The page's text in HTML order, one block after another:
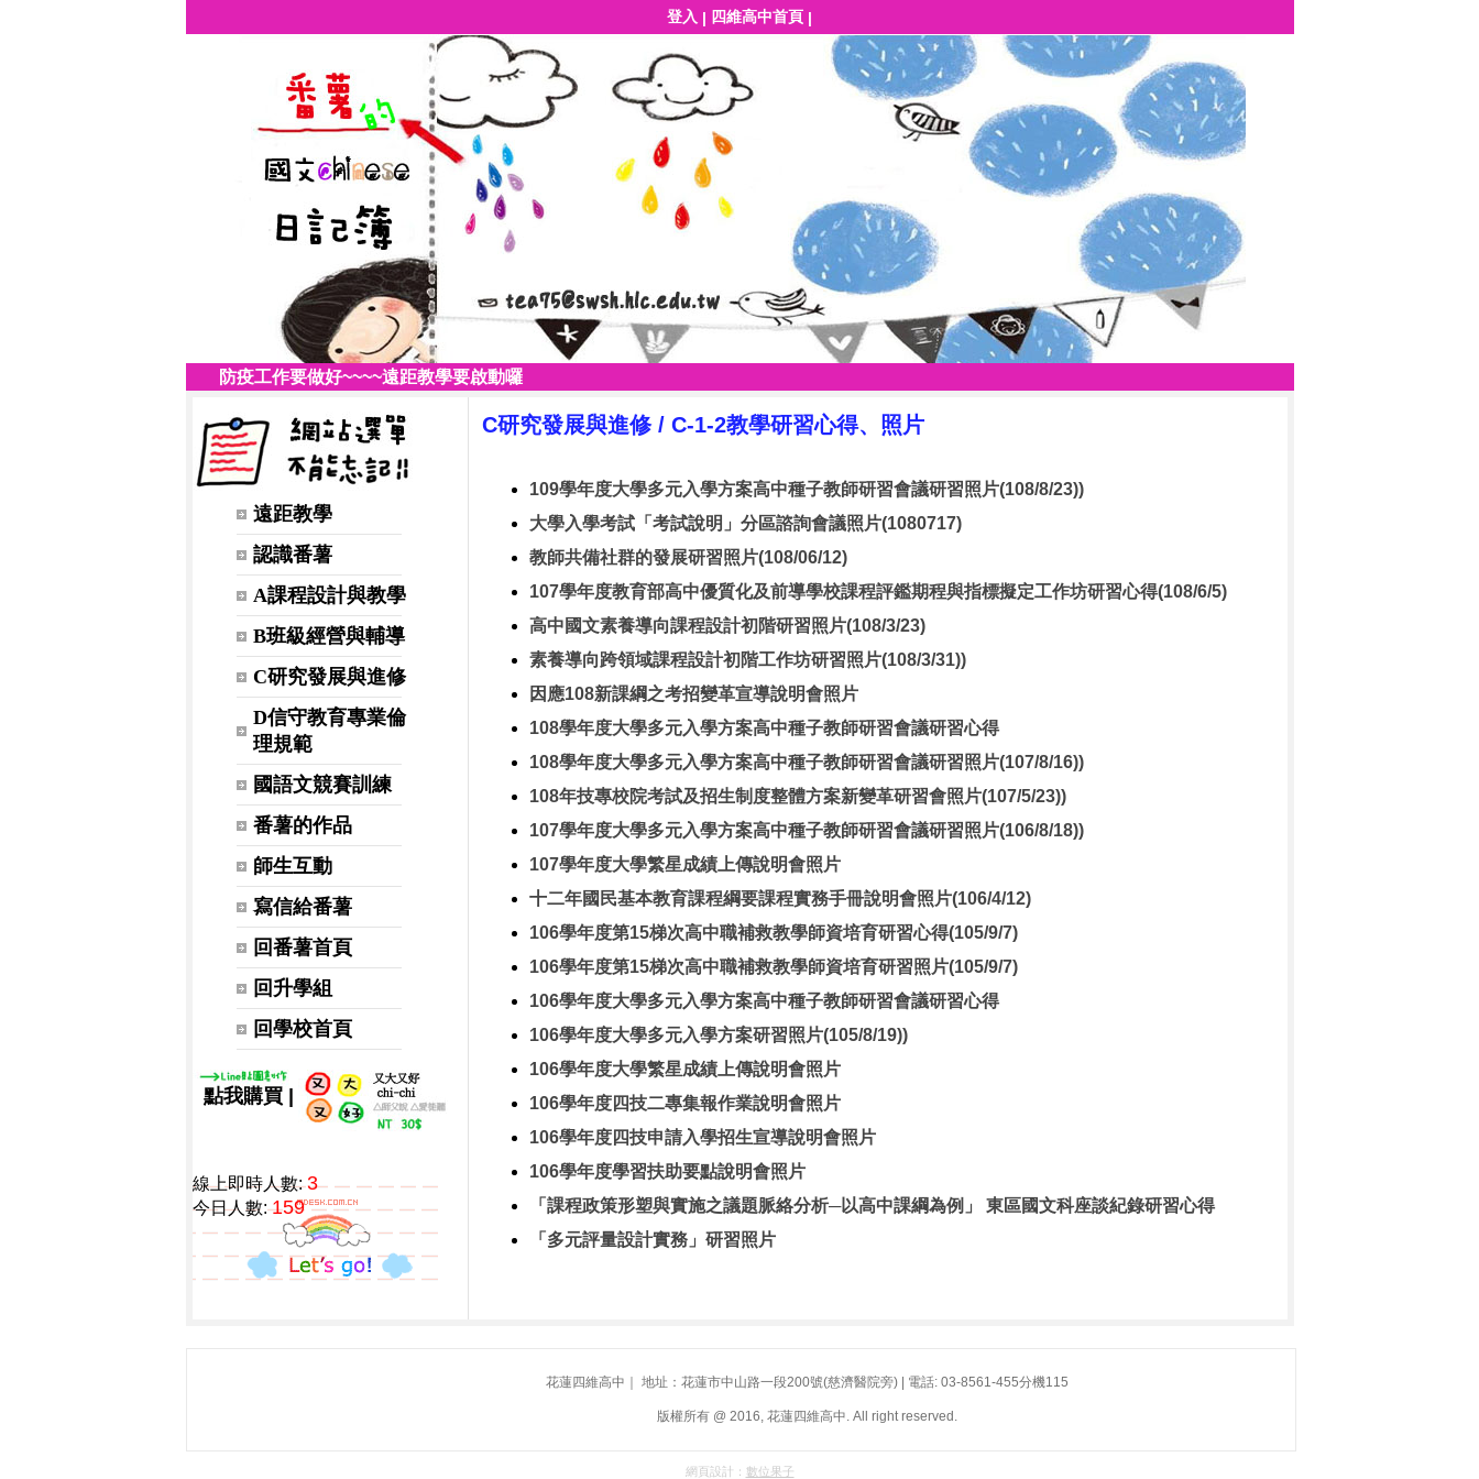
登入 | 四維高中首頁 |
防疫工作要做好~~~~遠距教學要啟動囉
遠距教學
認識番薯
A課程設計與教學
B班級經營與輔導
C研究發展與進修
D信守教育專業倫
理規範
國語文競賽訓練
番薯的作品
師生互動
寫信給番薯
回番薯首頁
回升學組
回學校首頁
點我購買|
線上即時人數:3
今日人數:159
C研究發展與進修/ C-1-2教學研習心得、照片
109學年度大學多元入學方案高中種子教師研習會議研習照片(108/8/23))
大學入學考試「考試說明」分區諮詢會議照片(1080717)
教師共備社群的發展研習照片(108/06/12)
107學年度教育部高中優質化及前導學校課程評鑑期程與指標擬定工作坊研習心得(108/6/5)
高中國文素養導向課程設計初階研習照片(108/3/23)
素養導向跨領域課程設計初階工作坊研習照片(108/3/31))
因應108新課綱之考招變革宣導說明會照片
108學年度大學多元入學方案高中種子教師研習會議研習心得
108學年度大學多元入學方案高中種子教師研習會議研習照片(107/8/16))
108年技專校院考試及招生制度整體方案新變革研習會照片(107/5/23))
107學年度大學多元入學方案高中種子教師研習會議研習照片(106/8/18))
107學年度大學繁星成績上傳說明會照片
十二年國民基本教育課程綱要課程實務手冊說明會照片(106/4/12)
106學年度第15梯次高中職補救教學師資培育研習心得(105/9/7)
106學年度第15梯次高中職補救教學師資培育研習照片(105/9/7)
106學年度大學多元入學方案高中種子教師研習會議研習心得
106學年度大學多元入學方案研習照片(105/8/19))
106學年度大學繁星成績上傳說明會照片
106學年度四技二專集報作業說明會照片
106學年度四技申請入學招生宣導說明會照片
106學年度學習扶助要點說明會照片
「課程政策形塑與實施之議題脈絡分析─以高中課綱為例」 東區國文科座談紀錄研習心得
「多元評量設計實務」研習照片
花蓮四維高中｜ 地址：花蓮市中山路一段200號(慈濟醫院旁) | 電話: 03-8561-455分機115
版權所有 @ 2016, 花蓮四維高中. All right reserved.
網頁設計： 數位果子